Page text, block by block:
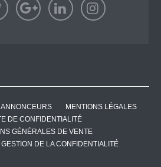
ANNONCEURS
MENTIONS LÉGALES
DE CONFIDENTIALITÉ
GÉNÉRALES DE VENTE
DE LA CONFIDENTIALITÉ